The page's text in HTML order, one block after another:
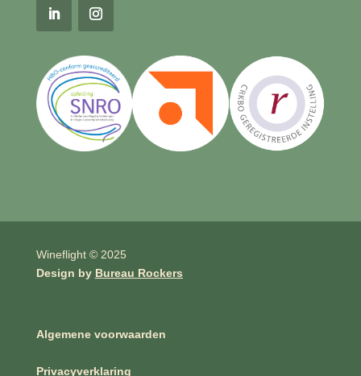
Wineflight © 2025
Design by Bureau Rockers
Algemene voorwaarden
Privacyverklaring